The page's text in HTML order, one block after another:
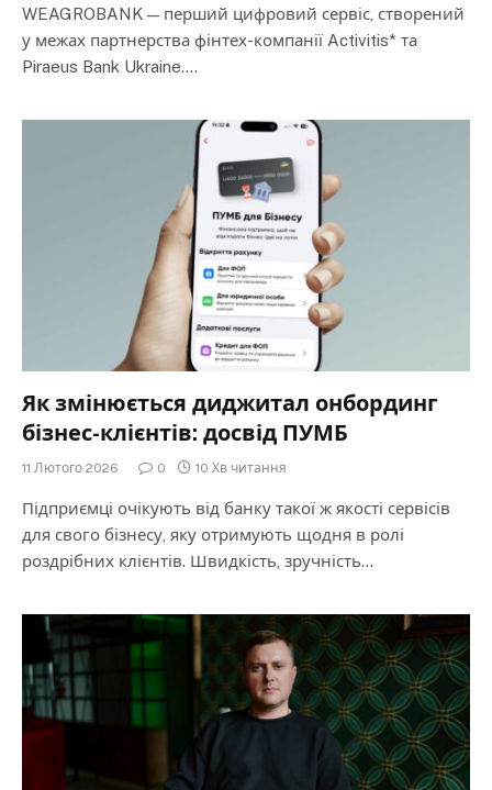
WEAGROBANK — перший цифровий сервіс, створений
у межах партнерства фінтех-компанії Activitis* та
Piraeus Bank Ukraine.…
Як змінюється диджитал онбординг
бізнес-клієнтів: досвід ПУМБ
11 Лютого 2026 0 10 Хв читання
Підприємці очікують від банку такої ж якості сервісів
для свого бізнесу, яку отримують щодня в ролі
роздрібних клієнтів. Швидкість, зручність…